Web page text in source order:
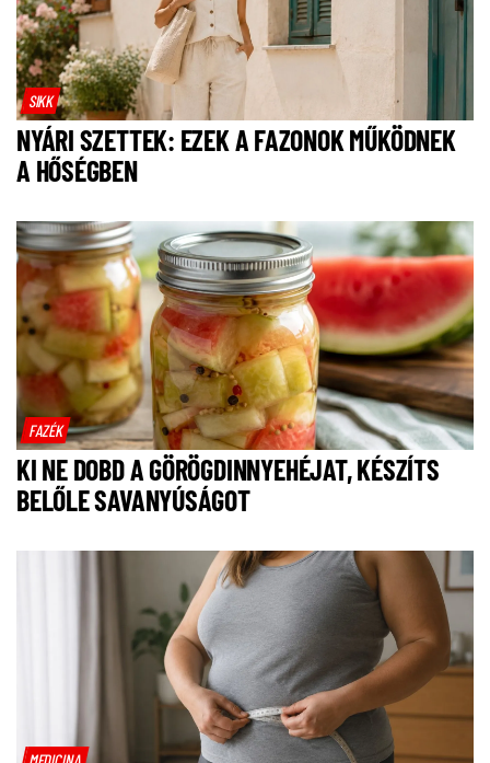
SIKK
NYÁRI SZETTEK: EZEK A FAZONOK MŰKÖDNEK
A HŐSÉGBEN
FAZÉK
KI NE DOBD A GÖRÖGDINNYEHÉJAT, KÉSZÍTS
BELŐLE SAVANYÚSÁGOT